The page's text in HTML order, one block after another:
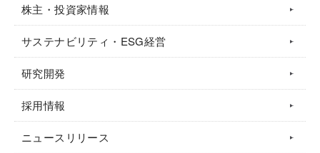
株主・投資家情報
サステナビリティ・ESG経営
研究開発
採用情報
ニュースリリース